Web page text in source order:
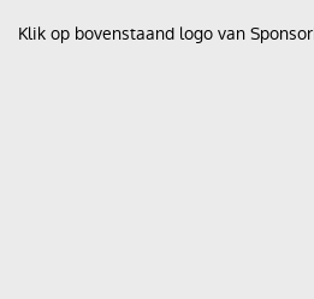
Klik op bovenstaand logo van